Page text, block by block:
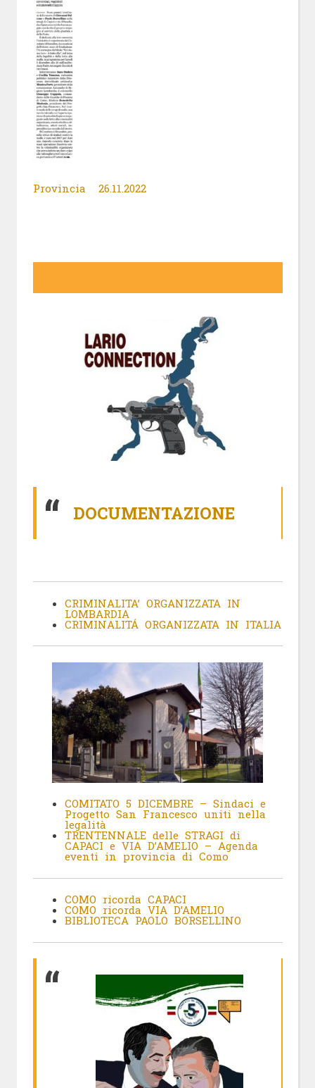
Provincia 26.11.2022
DOCUMENTAZIONE
CRIMINALITA’ ORGANIZZATA IN
LOMBARDIA
CRIMINALITÁ ORGANIZZATA IN ITALIA
COMITATO 5 DICEMBRE – Sindaci e
Progetto San Francesco uniti nella
legalità
TRENTENNALE delle STRAGI di
CAPACI e VIA D’AMELIO – Agenda
eventi in provincia di Como
COMO ricorda CAPACI
COMO ricorda VIA D’AMELIO
BIBLIOTECA PAOLO BORSELLINO